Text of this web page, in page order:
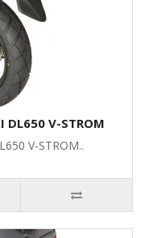
DL650 V-STROM
V-STROM..